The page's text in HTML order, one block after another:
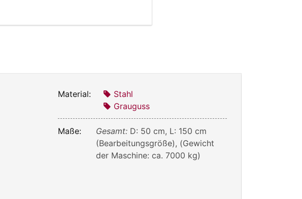
Material:
Stahl
Grauguss
Maße: Gesamt: D: 50 cm, L: 150 cm
(Bearbeitungsgröße), (Gewicht
der Maschine: ca. 7000 kg)